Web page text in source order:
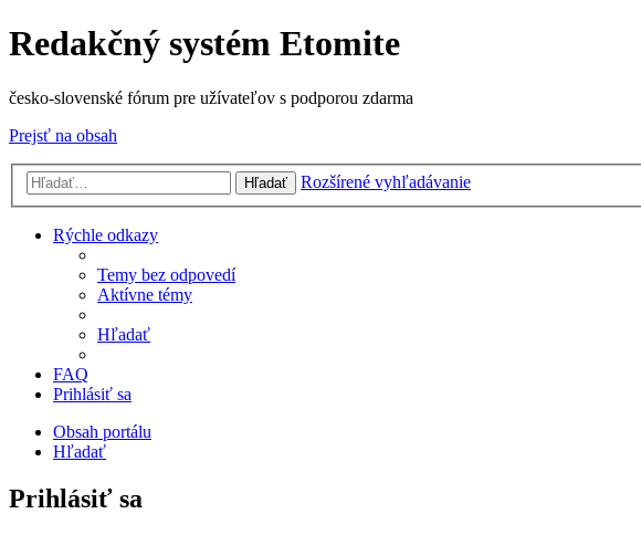
Redakčný systém Etomite
česko-slovenské fórum pre užívateľov s podporou zdarma
Prejsť na obsah
Hľadať Rozšírené vyhľadávanie
Rýchle odkazy
Temy bez odpovedí
Aktívne témy
Hľadať
FAQ
Prihlásiť sa
Obsah portálu
Hľadať
Prihlásiť sa